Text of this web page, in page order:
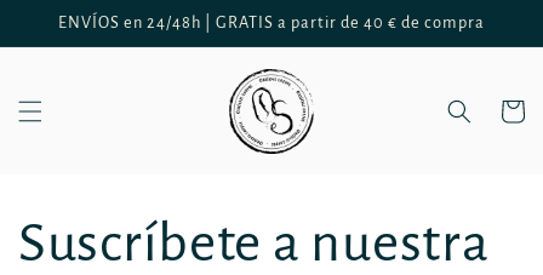
directamente
al contenido
ENVÍOS en 24/48h | GRATIS a partir de 40 € de compra
Carrito
Suscríbete a nuestra